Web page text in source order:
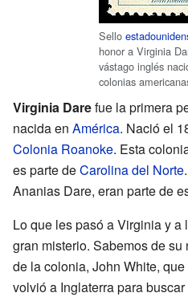
Sello
honor a Virginia
vástago inglés
colonias
Virginia Darefue la primera
nacida en América. Nació el
Colonia Roanoke. Esta
es parte deCarolina del Norte
Ananias Dare, eran parte de
Lo que les pasó a Virginia y a
gran misterio. Sabemos de
de la colonia, John White,
volvió a Inglaterra para